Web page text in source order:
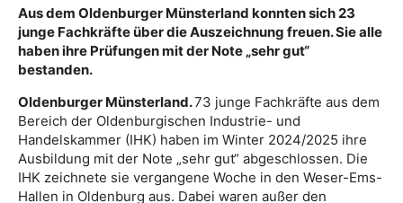
Aus dem Oldenburger Münsterland konnten sich 23
junge Fachkräfte über die Auszeichnung freuen. Sie alle
haben ihre Prüfungen mit der Note „sehr gut“
bestanden.
Oldenburger Münsterland.73 junge Fachkräfte aus dem
Bereich der Oldenburgischen Industrie- und
Handelskammer (IHK) haben im Winter 2024/2025 ihre
Ausbildung mit der Note „sehr gut“ abgeschlossen. Die
IHK zeichnete sie vergangene Woche in den Weser-Ems-
Hallen in Oldenburg aus. Dabei waren außer den